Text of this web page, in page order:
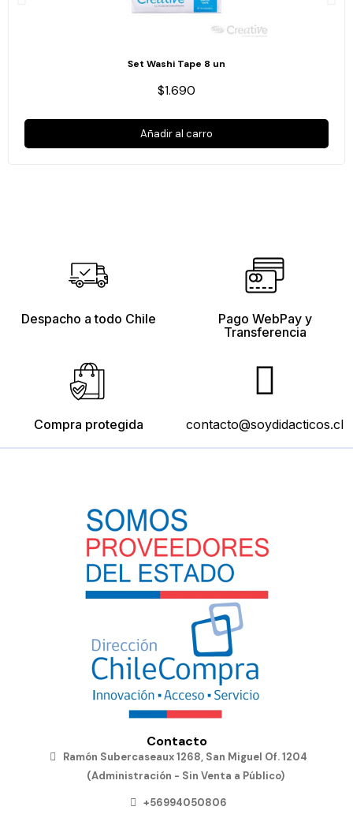
Set Washi Tape 8 un
$1.690
Añadir al carro
Despacho a todo Chile
Pago WebPay y
Transferencia
Compra protegida contacto@soydidacticos.cl
Contacto
Ramón Subercaseaux 1268, San Miguel Of. 1204
(Administración - Sin Venta a Público)
+56994050806